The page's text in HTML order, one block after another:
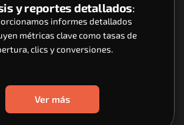
y reportes detallados:
informes detallados
métricas clave como tasas de
clics y conversiones.
Ver más